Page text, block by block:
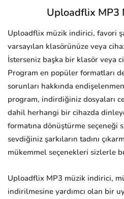
Uploadflix MP3
Uploadflix müzik indirici, favori
varsayılan klasörünüze veya
İsterseniz başka bir klasör veya
Program en popüler formatları
sorunları hakkında
program, indirdiğiniz dosyaları
dahil herhangi bir cihazda
formatına dönüştürme seçeneği
sevdiğiniz şarkıların tadını
mükemmel seçenekleri sizlerle
Uploadflix MP3 müzik indirici,
indirilmesine yardımcı olan bir